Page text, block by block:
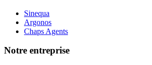
Sinequa
Argonos
Chaps Agents
Notre entreprise